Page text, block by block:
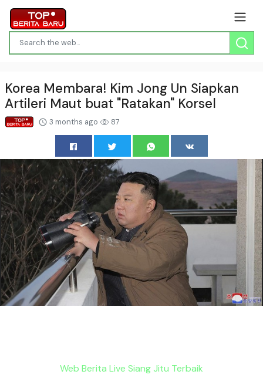
Korea Membara! Kim Jong Un Siapkan
Artileri Maut buat "Ratakan" Korsel
3 months ago 87
Web Berita Live Siang Jitu Terbaik